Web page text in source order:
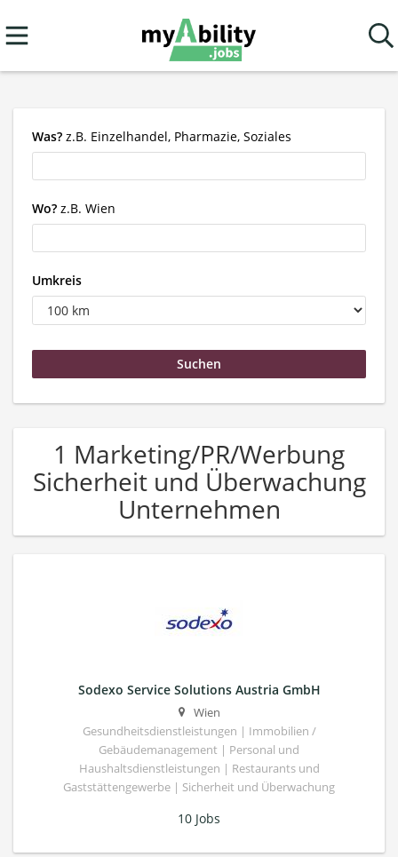
Was? z.B. Einzelhandel, Pharmazie, Soziales
Wo? z.B. Wien
Umkreis
1 Marketing/PR/Werbung
Sicherheit und Überwachung
Unternehmen
Sodexo Service Solutions Austria GmbH
Wien
Gesundheitsdienstleistungen | Immobilien /
Gebäudemanagement | Personal und
Haushaltsdienstleistungen | Restaurants und
Gaststättengewerbe | Sicherheit und Überwachung
10 Jobs